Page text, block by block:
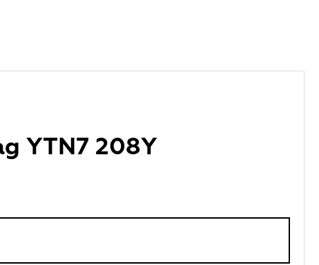
YTN7 208Y